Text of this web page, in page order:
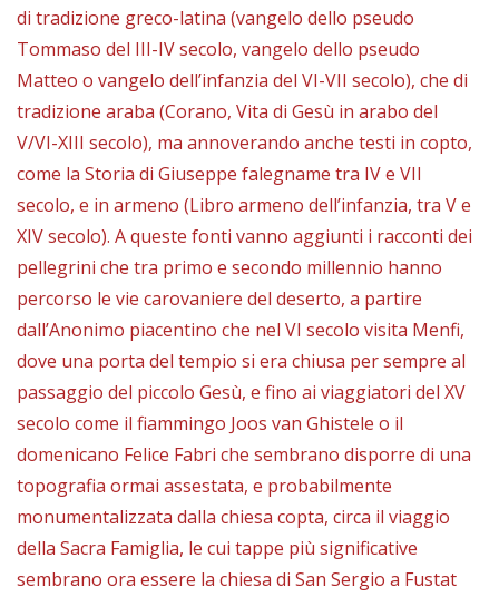
di tradizione greco-latina (vangelo dello pseudo
Tommaso del III-IV secolo, vangelo dello pseudo
Matteo o vangelo dell’infanzia del VI-VII secolo), che di
tradizione araba (Corano, Vita di Gesù in arabo del
V/VI-XIII secolo), ma annoverando anche testi in copto,
come la Storia di Giuseppe falegname tra IV e VII
secolo, e in armeno (Libro armeno dell’infanzia, tra V e
XIV secolo). A queste fonti vanno aggiunti i racconti dei
pellegrini che tra primo e secondo millennio hanno
percorso le vie carovaniere del deserto, a partire
dall’Anonimo piacentino che nel VI secolo visita Menfi,
dove una porta del tempio si era chiusa per sempre al
passaggio del piccolo Gesù, e fino ai viaggiatori del XV
secolo come il fiammingo Joos van Ghistele o il
domenicano Felice Fabri che sembrano disporre di una
topografia ormai assestata, e probabilmente
monumentalizzata dalla chiesa copta, circa il viaggio
della Sacra Famiglia, le cui tappe più significative
sembrano ora essere la chiesa di San Sergio a Fustat